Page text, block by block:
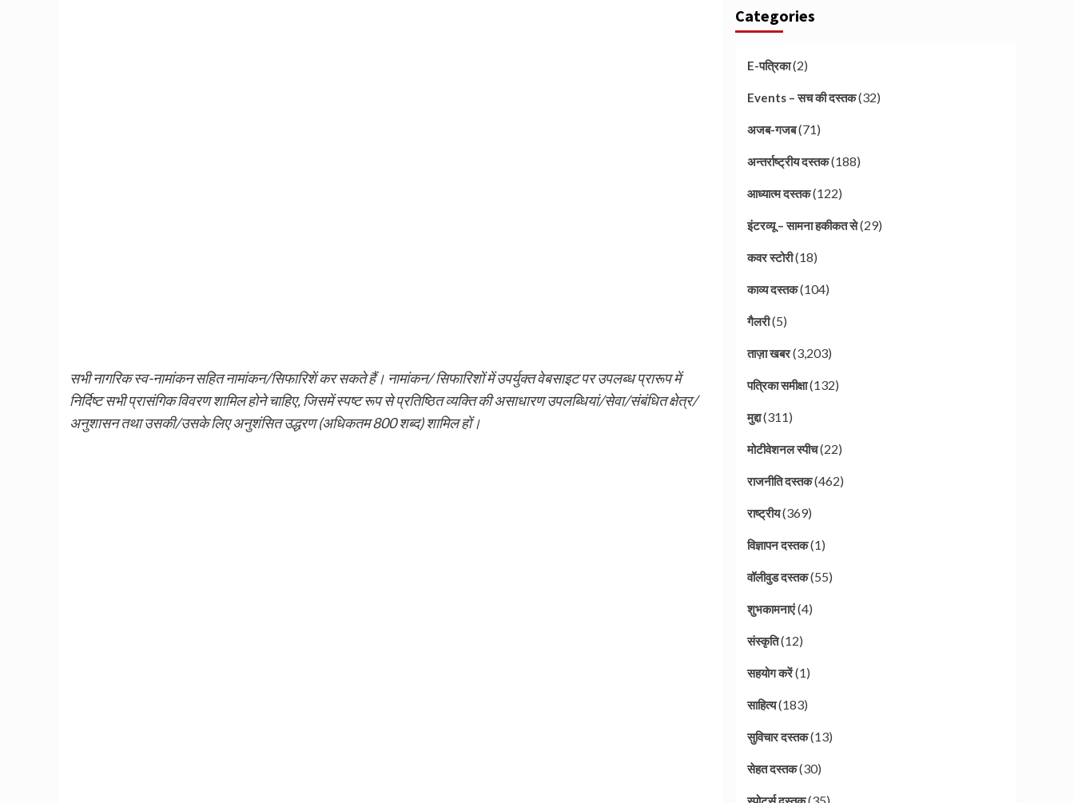
सभी नागरिक स्व-नामांकन सहित नामांकन/सिफारिशें कर सकते हैं। नामांकन/ सिफारिशों में उपर्युक्त वेबसाइट पर उपलब्ध प्रारूप में
निर्दिष्ट सभी प्रासंगिक विवरण शामिल होने चाहिए, जिसमें स्पष्ट रूप से प्रतिष्ठित व्यक्ति की असाधारण उपलब्धियां/सेवा/संबंधित क्षेत्र/
अनुशासन तथा उसकी/उसके लिए अनुशंसित उद्धरण (अधिकतम 800 शब्द) शामिल हों।
Categories
E-पत्रिका(2)
Events – सच की दस्तक(32)
अजब-गजब(71)
अन्तर्राष्ट्रीय दस्तक(188)
आध्यात्म दस्तक(122)
इंटरव्यू – सामना हकीकत से(29)
कवर स्टोरी(18)
काव्य दस्तक(104)
गैलरी(5)
ताज़ा खबर(3,203)
पत्रिका समीक्षा(132)
मुद्दा(311)
मोटीवेशनल स्पीच(22)
राजनीति दस्तक(462)
राष्ट्रीय(369)
विज्ञापन दस्तक(1)
वॉलीवुड दस्तक(55)
शुभकामनाएं(4)
संस्कृति(12)
सहयोग करें(1)
साहित्य(183)
सुविचार दस्तक(13)
सेहत दस्तक(30)